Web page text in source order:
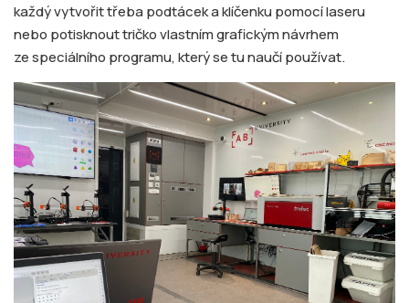
každý vytvořit třeba podtácek a klíčenku pomocí laseru
nebo potisknout tričko vlastním grafickým návrhem
ze speciálního programu, který se tu naučí používat.